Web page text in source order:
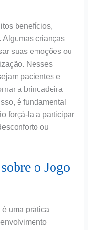
benefícios,
Algumas crianças
suas emoções ou
Nesses
pacientes e
a brincadeira
é fundamental
forçá-la a participar
ou
o Jogo
uma prática